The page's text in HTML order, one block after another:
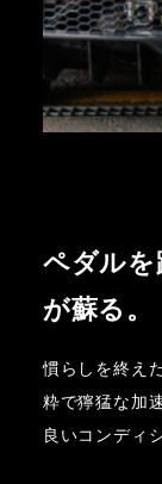
ペダル
が蘇る。
慣らしを終え
粋で獰猛な加
良いコンディ